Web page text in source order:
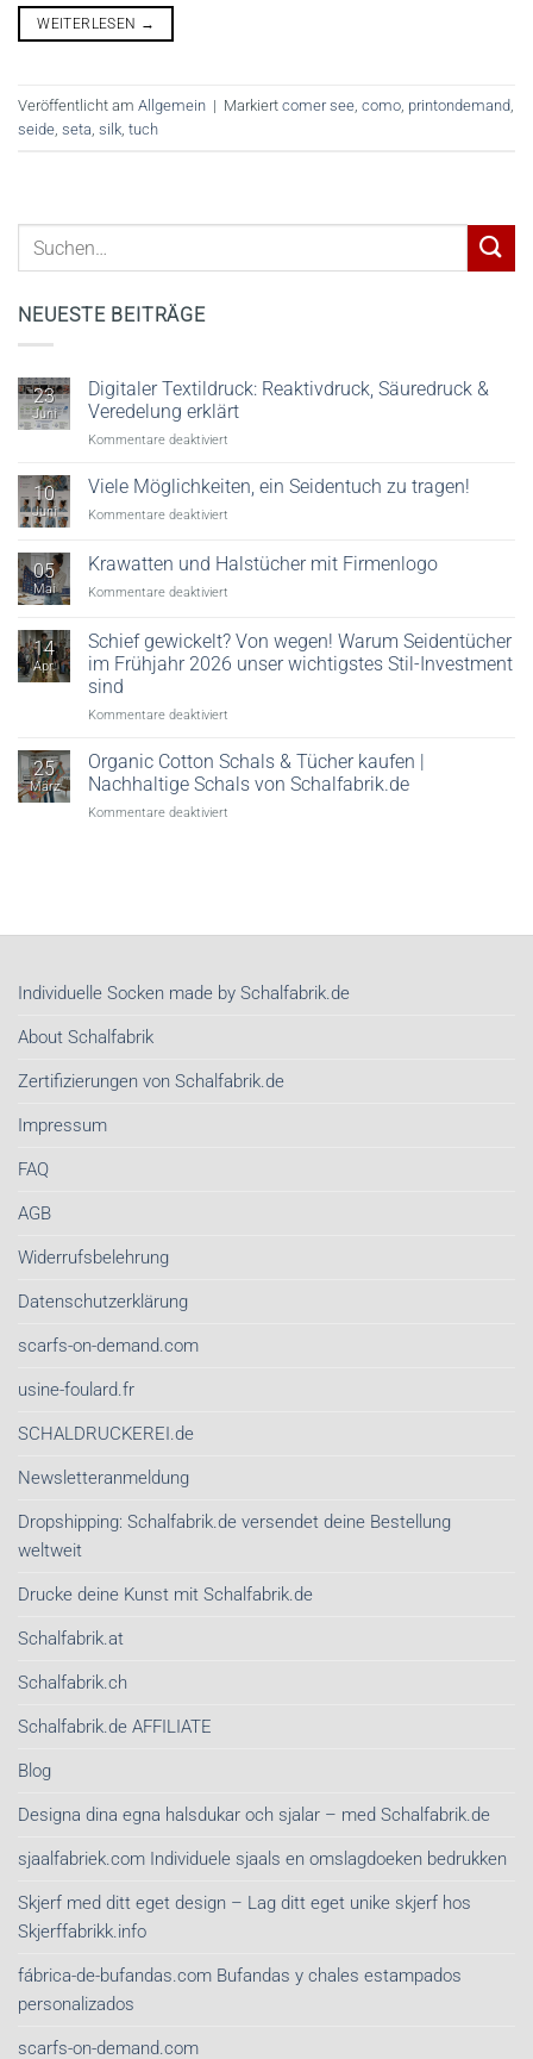
WEITERLESEN →
Veröffentlicht am Allgemein | Markiert comer see como printondemand
seide seta silk tuch
NEUESTE BEITRÄGE
23
Juni
Digitaler Textildruck: Reaktivdruck, Säuredruck &
Veredelung erklärt
Kommentare deaktiviert
Textildruck:
Reaktivdruck,
Veredelung
10
Juni
Viele Möglichkeiten, ein Seidentuch zu tragen!
Kommentare deaktiviert
Möglichkeiten,
ein
tragen!
05
Mai
Krawatten und Halstücher mit Firmenlogo
Kommentare deaktiviert
und
Halstücher
mit
14
Apr.
Schief gewickelt? Von wegen! Warum Seidentücher
im Frühjahr 2026 unser wichtigstes Stil-Investment
sind
Kommentare deaktiviert
gewickelt?
Von
wegen!
wichtigstes
sind
25
März
Organic Cotton Schals & Tücher kaufen |
Nachhaltige Schals von Schalfabrik.de
Kommentare deaktiviert
kaufen
Schals
Individuelle Socken made by Schalfabrik.de
About Schalfabrik
Zertifizierungen von Schalfabrik.de
Impressum
FAQ
AGB
Widerrufsbelehrung
Datenschutzerklärung
scarfs-on-demand.com
usine-foulard.fr
SCHALDRUCKEREI.de
Newsletteranmeldung
Dropshipping: Schalfabrik.de versendet deine Bestellung
weltweit
Drucke deine Kunst mit Schalfabrik.de
Schalfabrik.at
Schalfabrik.ch
Schalfabrik.de AFFILIATE
Blog
Designa dina egna halsdukar och sjalar – med Schalfabrik.de
sjaalfabriek.com Individuele sjaals en omslagdoeken bedrukken
Skjerf med ditt eget design – Lag ditt eget unike skjerf hos
Skjerffabrikk.info
fábrica-de-bufandas.com Bufandas y chales estampados
personalizados
scarfs-on-demand.com